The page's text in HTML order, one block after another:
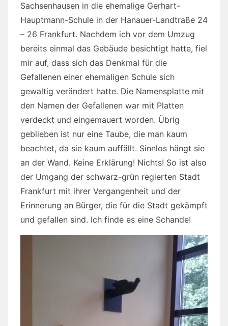
Sachsenhausen in die ehemalige Gerhart-
Hauptmann-Schule in der Hanauer-Landtraße 24
– 26 Frankfurt. Nachdem ich vor dem Umzug
bereits einmal das Gebäude besichtigt hatte, fiel
mir auf, dass sich das Denkmal für die
Gefallenen einer ehemaligen Schule sich
gewaltig verändert hatte. Die Namensplatte mit
den Namen der Gefallenen war mit Platten
verdeckt und eingemauert worden. Übrig
geblieben ist nur eine Taube, die man kaum
beachtet, da sie kaum auffällt. Sinnlos hängt sie
an der Wand. Keine Erklärung! Nichts! So ist also
der Umgang der schwarz-grün regierten Stadt
Frankfurt mit ihrer Vergangenheit und der
Erinnerung an Bürger, die für die Stadt gekämpft
und gefallen sind. Ich finde es eine Schande!